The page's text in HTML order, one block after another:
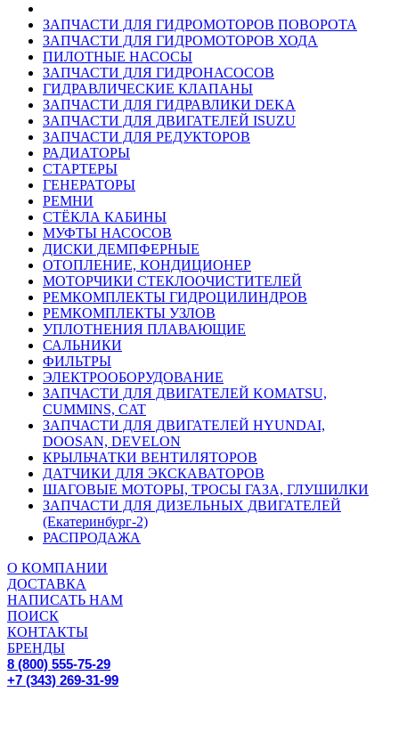
ЗАПЧАСТИ ДЛЯ ГИДРОМОТОРОВ ПОВОРОТА
ЗАПЧАСТИ ДЛЯ ГИДРОМОТОРОВ ХОДА
ПИЛОТНЫЕ НАСОСЫ
ЗАПЧАСТИ ДЛЯ ГИДРОНАСОСОВ
ГИДРАВЛИЧЕСКИЕ КЛАПАНЫ
ЗАПЧАСТИ ДЛЯ ГИДРАВЛИКИ DEKA
ЗАПЧАСТИ ДЛЯ ДВИГАТЕЛЕЙ ISUZU
ЗАПЧАСТИ ДЛЯ РЕДУКТОРОВ
РАДИАТОРЫ
СТАРТЕРЫ
ГЕНЕРАТОРЫ
РЕМНИ
СТЁКЛА КАБИНЫ
МУФТЫ НАСОСОВ
ДИСКИ ДЕМПФЕРНЫЕ
ОТОПЛЕНИЕ, КОНДИЦИОНЕР
МОТОРЧИКИ СТЕКЛООЧИСТИТЕЛЕЙ
РЕМКОМПЛЕКТЫ ГИДРОЦИЛИНДРОВ
РЕМКОМПЛЕКТЫ УЗЛОВ
УПЛОТНЕНИЯ ПЛАВАЮЩИЕ
САЛЬНИКИ
ФИЛЬТРЫ
ЭЛЕКТРООБОРУДОВАНИЕ
ЗАПЧАСТИ ДЛЯ ДВИГАТЕЛЕЙ KOMATSU,
CUMMINS, CAT
ЗАПЧАСТИ ДЛЯ ДВИГАТЕЛЕЙ HYUNDAI,
DOOSAN, DEVELON
КРЫЛЬЧАТКИ ВЕНТИЛЯТОРОВ
ДАТЧИКИ ДЛЯ ЭКСКАВАТОРОВ
ШАГОВЫЕ МОТОРЫ, ТРОСЫ ГАЗА, ГЛУШИЛКИ
ЗАПЧАСТИ ДЛЯ ДИЗЕЛЬНЫХ ДВИГАТЕЛЕЙ
(Екатеринбург-2)
РАСПРОДАЖА
О КОМПАНИИ
ДОСТАВКА
НАПИСАТЬ НАМ
ПОИСК
КОНТАКТЫ
БРЕНДЫ
8 (800) 555-75-29
+7 (343) 269-31-99